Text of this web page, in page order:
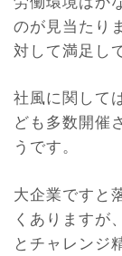
のが見当たり
対して満足し
社風に関して
ども多数開催
うです。
大企業ですと
くありますが
とチャレンジ